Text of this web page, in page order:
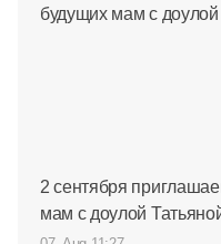
2 сентября
мам с доулой